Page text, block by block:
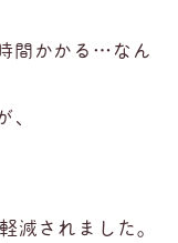
間かかる…なん
減されました。